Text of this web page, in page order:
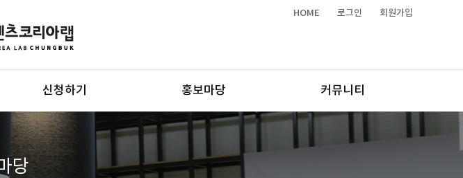
HOME 로그인 회원가입
신청하기 홍보마당 커뮤니티
당